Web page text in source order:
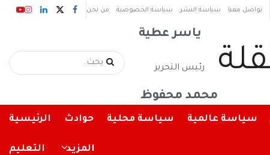
من نحن سياسة الخصوصية سياسة النشر تواصل معنا رئيس مجلس الإدارة
ياسر عطية
رئيس التحرير
محمد محفوظ
الرئيسية حوادث سياسة محلية سياسة عالمية
التعليم المزيد